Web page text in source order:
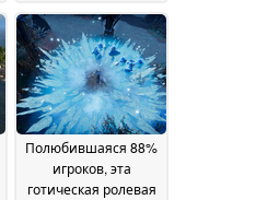
со скидкой 50% в
Steam20 May 2026
Полюбившаяся 88%
игроков, эта
готическая ролевая